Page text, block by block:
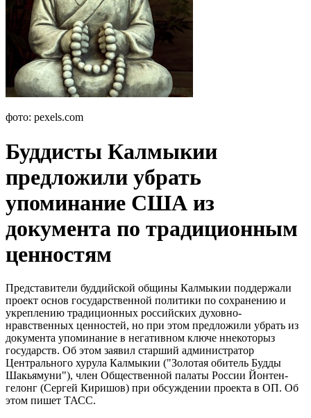
фото: pexels.com
Буддисты Калмыкии
предложили убрать
упоминание США из
документа по традиционным
ценностям
Представители буддийской общины Калмыкии поддержали
проект основ государственной политики по сохранению и
укреплению традиционных российских духовно-
нравственных ценностей, но при этом предложили убрать из
документа упоминание в негативном ключе ннекоторыз
государств. Об этом заявил старший администратор
Центрального хурула Калмыкии ("Золотая обитель Будды
Шакьямуни"), член Общественной палаты России Йонтен-
гелонг (Сергей Киришов) при обсуждении проекта в ОП. Об
этом пишет ТАСС.